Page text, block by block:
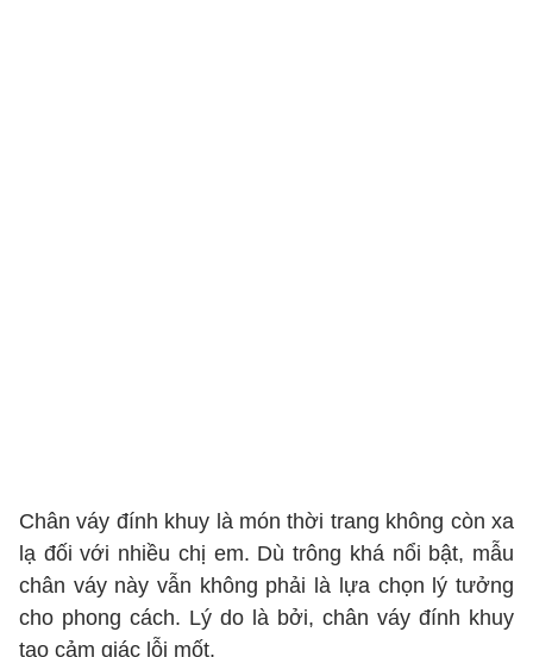
Chân váy đính khuy là món thời trang không còn xa
lạ đối với nhiều chị em. Dù trông khá nổi bật, mẫu
chân váy này vẫn không phải là lựa chọn lý tưởng
cho phong cách. Lý do là bởi, chân váy đính khuy
tạo cảm giác lỗi mốt.